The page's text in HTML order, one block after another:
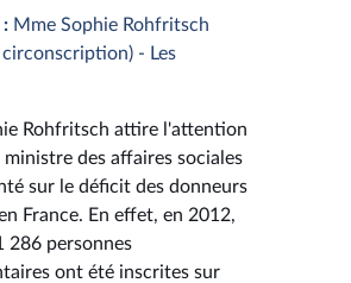
: Mme Sophie Rohfritsch
circonscription) - Les
Rohfritsch attire l'attention
des affaires sociales
sur le déficit des donneurs
France. En effet, en 2012,
286 personnes
ont été inscrites sur